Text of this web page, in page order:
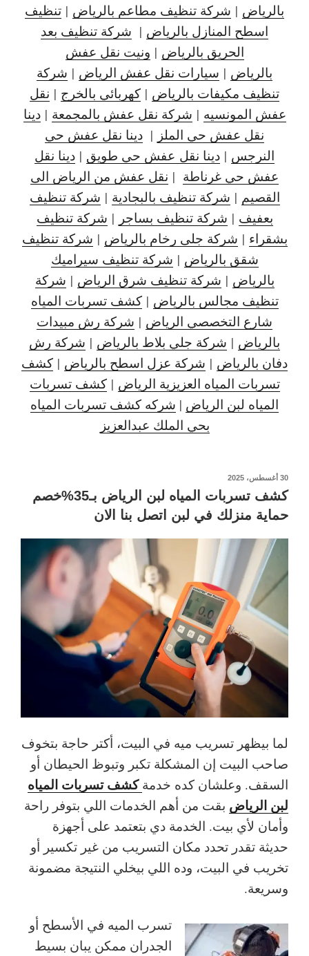
بالرياض | شركة تنظيف مطاعم بالرياض | تنظيف
اسطح المنازل بالرياض | شركة تنظيف بعد
الحريق بالرياض | ونيت نقل عفش
بالرياض | سيارات نقل عفش الرياض | شركة
تنظيف مكيفات بالرياض | كهربائي بالخرج | نقل
عفش المونسيه | شركة نقل عفش بالمجمعة |دينا
نقل عفش حي الملز | دينا نقل عفش حي
النرجس | دينا نقل عفش حي طويق | دينا نقل
عفش حي غرناطة | نقل عفش من الرياض الى
القصيم | شركة تنظيف بالبجادية | شركة تنظيف
بعفيف | شركة تنظيف بساجر | شركة تنظيف
بشقراء | شركة جلى رخام بالرياض | شركة تنظيف
شقق بالرياض | شركة تنظيف سيراميك
بالرياض | شركة تنظيف شرق الرياض | شركة
تنظيف مجالس بالرياض |كشف تسربات المياه
شارع التخصصي الرياض | شركة رش مبيدات
بالرياض | شركة جلي بلاط بالرياض | شركة رش
دفان بالرياض | شركة عزل اسطح بالرياض | كشف
تسربات المياه العزيزية الرياض |كشف تسربات
المياه لبن الرياض | شركه كشف تسربات المياه
بحي الملك عبدالعزيز
نُشر
في
30 أغسطس، 2025
كشف تسربات المياه لبن الرياض بـ35%خصم
حماية منزلك في لبن اتصل بنا الان
لما بيظهر تسريب ميه في البيت، أكتر حاجة بتخوف
صاحب البيت إن المشكلة تكبر وتبوظ الحيطان أو
السقف. وعلشان كده خدمة كشف تسربات المياه
لبن الرياض بقت من أهم الخدمات اللي بتوفر راحة
وأمان لأي بيت. الخدمة دي بتعتمد على أجهزة
حديثة تقدر تحدد مكان التسريب من غير تكسير أو
تخريب في البيت، وده اللي بيخلي النتيجة مضمونة
وسريعة.
تسرب الميه في الأسطح أو
الجدران ممكن يبان بسيط